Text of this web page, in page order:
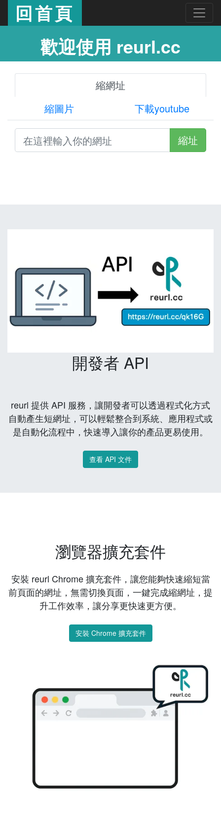
回首頁
歡迎使用 reurl.cc
縮網址
縮圖片
下載youtube
縮址
開發者 API
reurl 提供 API 服務，讓開發者可以透過程式化方式
自動產生短網址，可以輕鬆整合到系統、應用程式或
是自動化流程中，快速導入讓你的產品更易使用。
查看 API 文件
瀏覽器擴充套件
安裝 reurl Chrome 擴充套件，讓您能夠快速縮短當
前頁面的網址，無需切換頁面，一鍵完成縮網址，提
升工作效率，讓分享更快速更方便。
安裝 Chrome 擴充套件